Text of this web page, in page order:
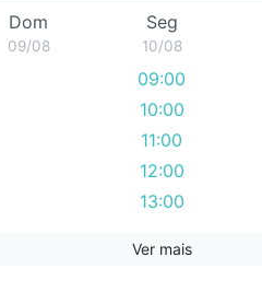
Dom
09/08
Seg
10/08
09:00
10:00
11:00
12:00
13:00
15:00
Ver mais